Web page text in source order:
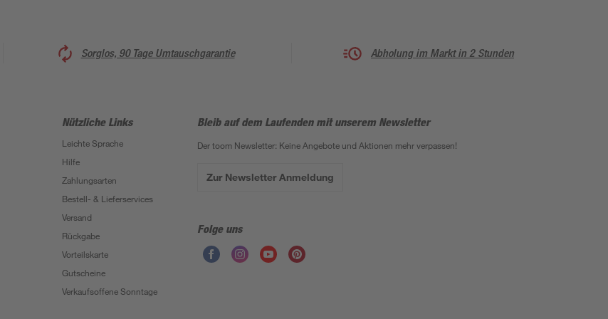
Sorglos, 90 Tage Umtauschgarantie Abholung im Markt in 2 Stunden
Nützliche Links
Leichte Sprache
Hilfe
Zahlungsarten
Bestell- & Lieferservices
Versand
Rückgabe
Vorteilskarte
Gutscheine
Verkaufsoffene Sonntage
Bleib auf dem Laufenden mit unserem Newsletter
Der toom Newsletter: Keine Angebote und Aktionen mehr verpassen!
Zur Newsletter Anmeldung
Folge uns